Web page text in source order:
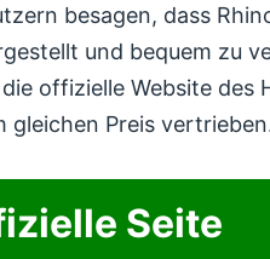
besagen, dass
und bequem zu
offizielle Website des
gleichen Preis
Seite